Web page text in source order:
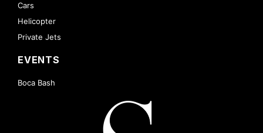
Cars
Helicopter
Private Jets
EVENTS
Boca Bash